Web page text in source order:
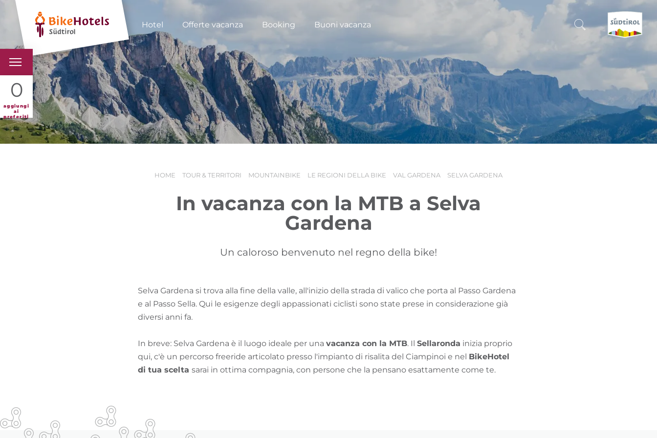
Hotel Offerte vacanza Booking Buoni vacanza
0
aggiungi
ai
preferiti
BIKEHOTELS
HOTELS & PACCHETTI
TOUR & TERRITORI
CERCA E PRENOTA
SCOPRI L'ALTO ADIGE
-
HOME TOUR & TERRITORI MOUNTAINBIKE LE REGIONI DELLA BIKE VAL GARDENA SELVA GARDENA
In vacanza con la MTB a Selva
Gardena
Un caloroso benvenuto nel regno della bike!
Selva Gardena si trova alla fine della valle, all'inizio della strada di valico che porta al Passo Gardena
e al Passo Sella. Qui le esigenze degli appassionati ciclisti sono state prese in considerazione già
diversi anni fa.
In breve: Selva Gardena è il luogo ideale per una vacanza con la MTB. Il Sellaronda inizia proprio
qui, c'è un percorso freeride articolato presso l'impianto di risalita del Ciampinoi e nel BikeHotel
di tua scelta sarai in ottima compagnia, con persone che la pensano esattamente come te.